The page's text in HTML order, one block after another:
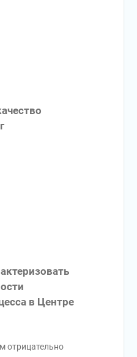
в Центре
отрицательно